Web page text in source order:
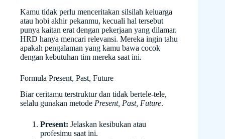
Kamu tidak perlu menceritakan silsilah keluarga
atau hobi akhir pekanmu, kecuali hal tersebut
punya kaitan erat dengan pekerjaan yang dilamar.
HRD hanya mencari relevansi. Mereka ingin tahu
apakah pengalaman yang kamu bawa cocok
dengan kebutuhan tim mereka saat ini.
Formula Present, Past, Future
Biar ceritamu terstruktur dan tidak bertele-tele,
selalu gunakan metode Present, Past, Future.
Present: Jelaskan kesibukan atau
profesimu saat ini.